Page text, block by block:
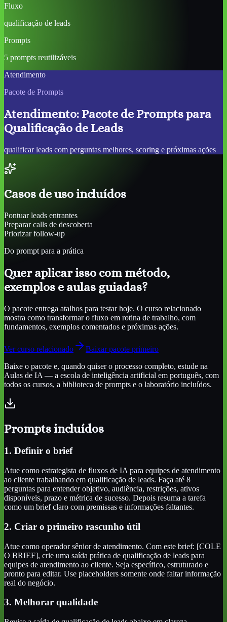
Fluxo
qualificação de leads
Prompts
5 prompts reutilizáveis
Atendimento
Pacote de Prompts
Atendimento: Pacote de Prompts para
Qualificação de Leads
qualificar leads com perguntas melhores, scoring e próximas ações
Casos de uso incluídos
Pontuar leads entrantes
Preparar calls de descoberta
Priorizar follow-up
Do prompt para a prática
Quer aplicar isso com método,
exemplos e aulas guiadas?
O pacote entrega atalhos para testar hoje. O curso relacionado
mostra como transformar o fluxo em rotina de trabalho, com
fundamentos, exemplos comentados e próximas ações.
Ver curso relacionado
Baixar pacote primeiro
Baixe o pacote e, quando quiser o processo completo, estude na
Aulas de IA — a escola de inteligência artificial em português, com
todos os cursos, a biblioteca de prompts e o laboratório incluídos.
Prompts incluídos
1. Definir o brief
Atue como estrategista de fluxos de IA para equipes de atendimento
ao cliente trabalhando em qualificação de leads. Faça até 8
perguntas para entender objetivo, audiência, restrições, ativos
disponíveis, prazo e métrica de sucesso. Depois resuma a tarefa
como um brief claro com premissas e informações faltantes.
2. Criar o primeiro rascunho útil
Atue como operador sênior de atendimento. Com este brief: [COLE
O BRIEF], crie uma saída prática de qualificação de leads para
equipes de atendimento ao cliente. Seja específico, estruturado e
pronto para editar. Use placeholders somente onde faltar informação
real do negócio.
3. Melhorar qualidade